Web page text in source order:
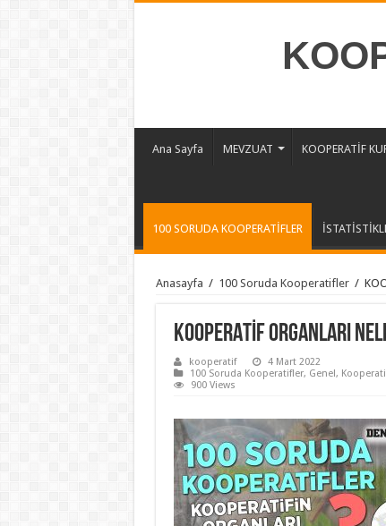
Ana Sayfa MEVZUAT KOOPERATİF
100 SORUDA KOOPERATİFLER
Anasayfa / 100 Soruda Kooperatifler /
KOOPERATİF ORGANLARI
kooperatif
4 Mart 2022
100 Soruda Kooperatifler, Genel,
900 Views